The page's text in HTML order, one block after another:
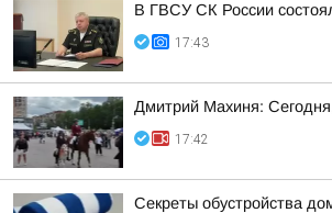
В ГВСУ СК России
17:43
Дмитрий Махиня:
17:42
Секреты обустройства